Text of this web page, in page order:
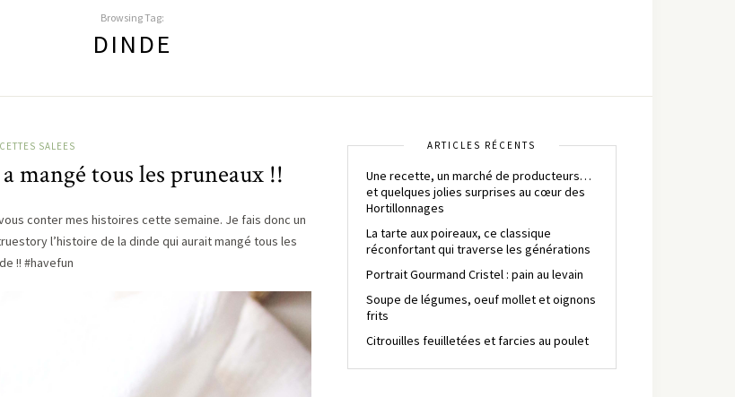
Browsing Tag:
DINDE
SALEES
mangé tous les pruneaux !!
conter mes histoires cette semaine. Je fais donc un
l’histoire de la dinde qui aurait mangé tous les
!! #havefun
ARTICLES RÉCENTS
Une recette, un marché de producteurs…
et quelques jolies surprises au cœur des
Hortillonnages
La tarte aux poireaux, ce classique
réconfortant qui traverse les générations
Portrait Gourmand Cristel : pain au levain
Soupe de légumes, oeuf mollet et oignons
frits
Citrouilles feuilletées et farcies au poulet